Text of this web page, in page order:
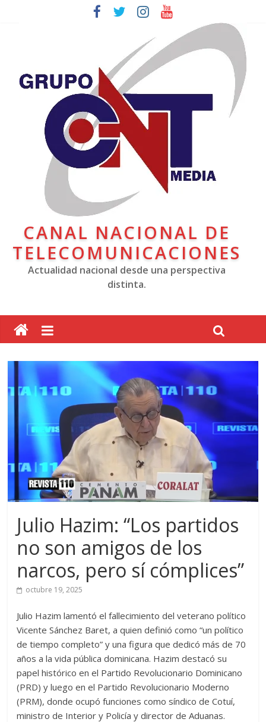
CANAL NACIONAL DE
TELECOMUNICACIONES
Actualidad nacional desde una perspectiva
distinta.
Julio Hazim: “Los partidos
no son amigos de los
narcos, pero sí cómplices”
octubre 19, 2025
Julio Hazim lamentó el fallecimiento del veterano político
Vicente Sánchez Baret, a quien definió como “un político
de tiempo completo” y una figura que dedicó más de 70
años a la vida pública dominicana. Hazim destacó su
papel histórico en el Partido Revolucionario Dominicano
(PRD) y luego en el Partido Revolucionario Moderno
(PRM), donde ocupó funciones como síndico de Cotuí,
ministro de Interior y Policía y director de Aduanas.